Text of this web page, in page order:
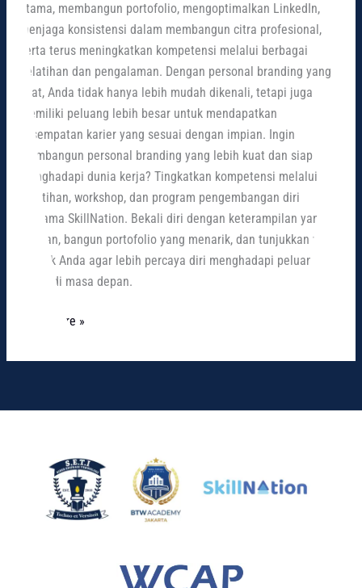
utama, membangun portofolio, mengoptimalkan LinkedIn,
menjaga konsistensi dalam membangun citra profesional,
serta terus meningkatkan kompetensi melalui berbagai
pelatihan dan pengalaman. Dengan personal branding yang
kuat, Anda tidak hanya lebih mudah dikenali, tetapi juga
memiliki peluang lebih besar untuk mendapatkan
kesempatan karier yang sesuai dengan impian. Ingin
membangun personal branding yang lebih kuat dan siap
menghadapi dunia kerja? Tingkatkan kompetensi melalui
pelatihan, workshop, dan program pengembangan diri
bersama SkillNation. Bekali diri dengan keterampilan yang
relevan, bangun portofolio yang menarik, dan tunjukkan value
terbaik Anda agar lebih percaya diri menghadapi peluang
karier di masa depan.
Read More »